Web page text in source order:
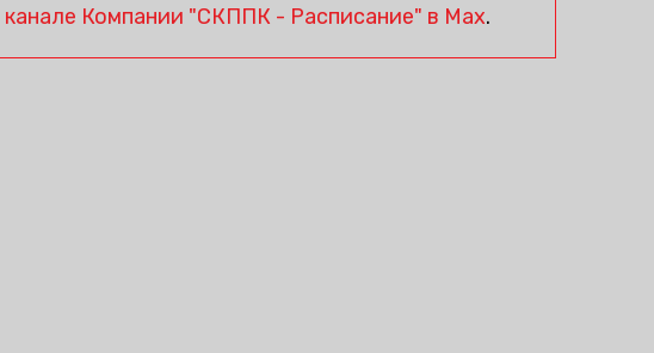
канале Компании "СКППК - Расписание" в Max.